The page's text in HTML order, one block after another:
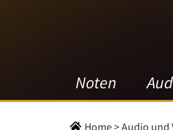
Noten
Home>Audio und